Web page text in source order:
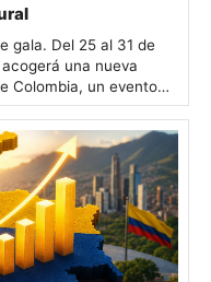
gala. Del 25 al 31 de
una nueva
Colombia, un evento…